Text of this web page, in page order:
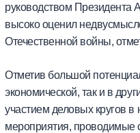
руководством Президента
высоко оценил
Отечественной войны,
Отметив большой
экономической, так и в
участием деловых кругов
мероприятия, проводимые